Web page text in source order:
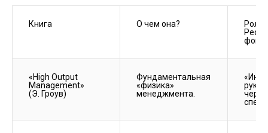
Книга О чем она?
Роль
фоне
«High Output
Management»
(Э. Гроув)
Фундаментальная
«физика»